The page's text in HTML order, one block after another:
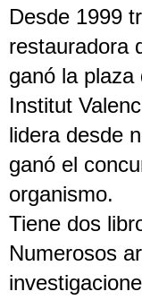
Desde 1999
restauradora
ganó la
Institut
lidera desde
ganó el
organismo.
Tiene dos
Numerosos